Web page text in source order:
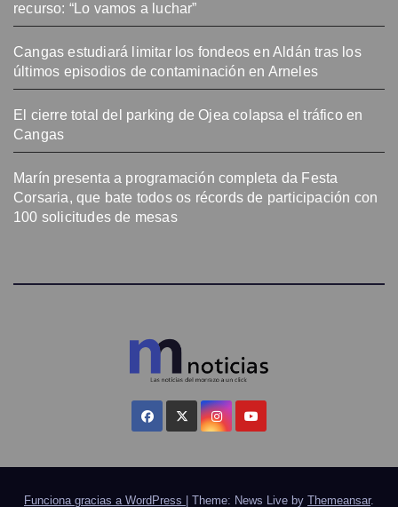
recurso: “Lo vamos a luchar”
Cangas estudiará limitar los fondeos en Aldán tras los
últimos episodios de contaminación en Arneles
El cierre total del parking de Ojea colapsa el tráfico en
Cangas
Marín presenta a programación completa da Festa
Corsaria, que bate todos os récords de participación con
100 solicitudes de mesas
Funciona gracias a WordPress | Theme: News Live by Themeansar.